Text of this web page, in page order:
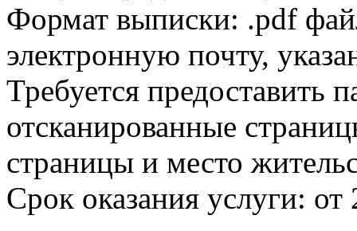
Формат выписки: .pdf
электронную почту,
Требуется предоставить
отсканированные
страницы и место
Срок оказания услуги: от